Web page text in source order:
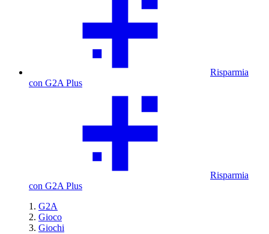
Risparmia
con G2A Plus
Risparmia
con G2A Plus
G2A
Gioco
Giochi